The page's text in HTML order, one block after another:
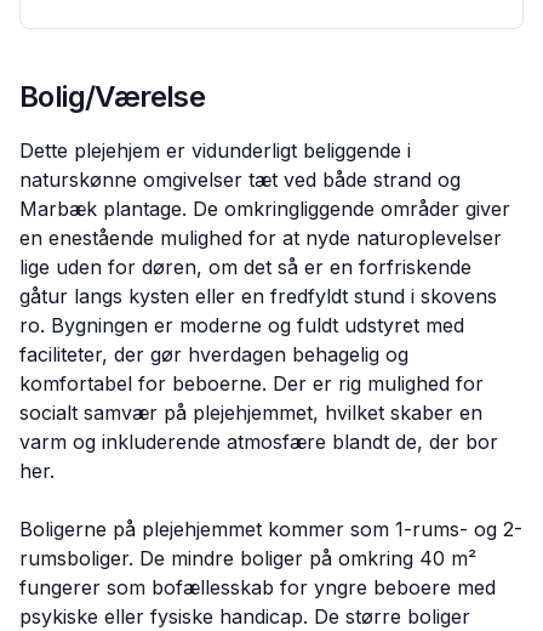
Bolig/Værelse
Dette plejehjem er vidunderligt beliggende i
naturskønne omgivelser tæt ved både strand og
Marbæk plantage. De omkringliggende områder giver
en enestående mulighed for at nyde naturoplevelser
lige uden for døren, om det så er en forfriskende
gåtur langs kysten eller en fredfyldt stund i skovens
ro. Bygningen er moderne og fuldt udstyret med
faciliteter, der gør hverdagen behagelig og
komfortabel for beboerne. Der er rig mulighed for
socialt samvær på plejehjemmet, hvilket skaber en
varm og inkluderende atmosfære blandt de, der bor
her.
Boligerne på plejehjemmet kommer som 1-rums- og 2-
rumsboliger. De mindre boliger på omkring 40 m²
fungerer som bofællesskab for yngre beboere med
psykiske eller fysiske handicap. De større boliger